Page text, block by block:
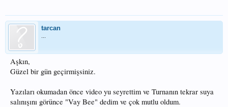
tarcan
Aşkın,
Güzel bir gün geçirmişsiniz.
Yazıları okumadan önce video yu seyrettim ve Turnanın tekrar suya
salınışını görünce "Vay Bee" dedim ve çok mutlu oldum.